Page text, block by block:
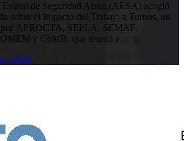
Estatal de Seguridad Aérea (AESA) acogió
sobre el Impacto del Trabajo a Turnos, un
por APROCTA, SEPLA, SEMAF,
y CoMB, que reunió a…
2026